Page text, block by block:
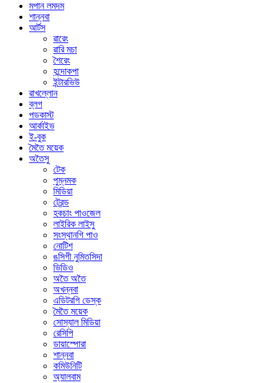
মপান লমদম
শান্নবা
আর্টস
ৱারেং
ৱারি মচা
শৈরেং
হন্দোকপা
ইন্টারভিউ
ৱাখল্লোন
ব্লগ
পডকাস্ট
আর্কাইভ
ই-বুক
মৈতৈ ময়েক
অতৈসু
টেক
পুম্নমক
মিডিয়া
ট্রেন্ড
হকচাং পাওজেল
লাইরিক লাইসু
সংস্থানগি পাও
নোটিশ
ঙসিগী নুমিতসিদা
ভিডিও
অতৈ অতৈ
অখন্নবা
এডিটরগি ডেস্ক
মৈতৈ ময়েক
সোস্যাল মিডিয়া
রেসিপি
ডায়াস্পোরা
শান্নবা
কমিউনিটি
অ্যালবাম